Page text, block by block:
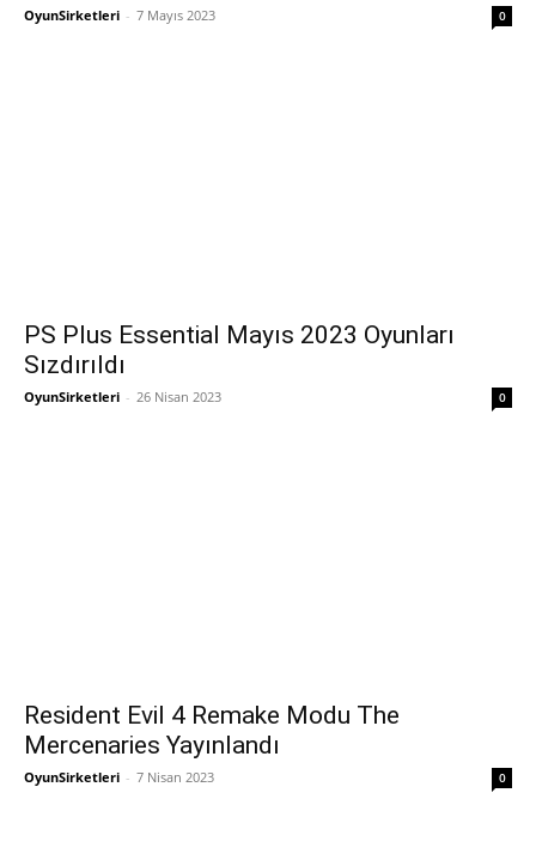
OyunSirketleri - 7 Mayıs 2023 0
PS Plus Essential Mayıs 2023 Oyunları
Sızdırıldı
OyunSirketleri - 26 Nisan 2023 0
Resident Evil 4 Remake Modu The
Mercenaries Yayınlandı
OyunSirketleri - 7 Nisan 2023 0